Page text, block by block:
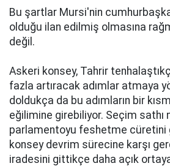
Bu şartlar Mursi'nin
olduğu ilan edilmiş olmasına
değil.
Askeri konsey, Tahrir
fazla artıracak adımlar atmaya
doldukça da bu adımların bir
eğilimine girebiliyor. Seçim sathı
parlamentoyu feshetme cüretini
konsey devrim sürecine karşı
iradesini gittikçe daha açık